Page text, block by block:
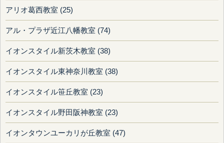
アリオ葛西教室 (25)
アル・プラザ近江八幡教室 (74)
イオンスタイル新茨木教室 (38)
イオンスタイル東神奈川教室 (38)
イオンスタイル笹丘教室 (23)
イオンスタイル野田阪神教室 (23)
イオンタウンユーカリが丘教室 (47)